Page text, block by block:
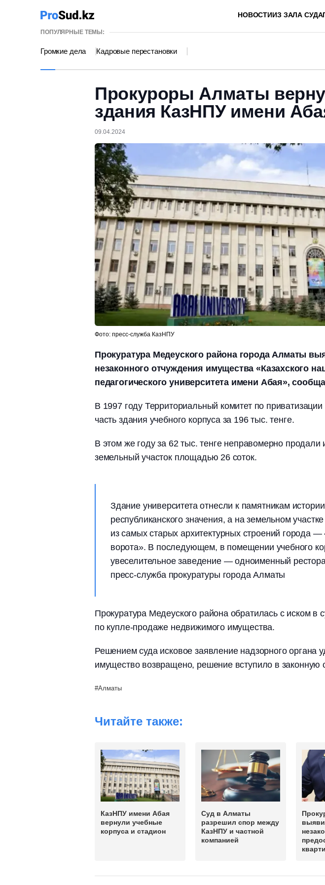
НОВОСТИИЗ ЗАЛА СУДА
ПОПУЛЯРНЫЕ ТЕМЫ:
Громкие дела Кадровые перестановки
Прокуроры Алматы
здания КазНПУ имени
09.04.2024
Фото: пресс-служба КазНПУ
Прокуратура Медеуского района города Алматы
незаконного отчуждения имущества «Казахского
педагогического университета имени Абая»,
В 1997 году Территориальный комитет по
часть здания учебного корпуса за 196 тыс. тенге.
В этом же году за 62 тыс. тенге неправомерно
земельный участок площадью 26 соток.
Здание университета отнесли к памятникам
республиканского значения, а на земельном
из самых старых архитектурных строений города
ворота». В последующем, в помещении учебного
увеселительное заведение — одноименный
пресс-служба прокуратуры города Алматы
Прокуратура Медеуского района обратилась с иском в
по купле-продаже недвижимого имущества.
Решением суда исковое заявление надзорного органа
имущество возвращено, решение вступило в законную
Алматы
Читайте также:
КазНПУ имени Абая
вернули учебные
корпуса и стадион
Суд в Алматы
разрешил спор между
КазНПУ и частной
компанией